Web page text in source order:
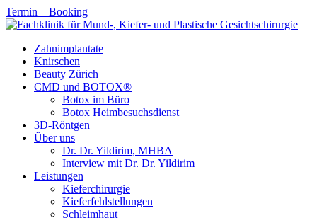
Termin – Booking
Zahnimplantate
Knirschen
Beauty Zürich
CMD und BOTOX®
Botox im Büro
Botox Heimbesuchsdienst
3D-Röntgen
Über uns
Dr. Dr. Yildirim, MHBA
Interview mit Dr. Dr. Yildirim
Leistungen
Kieferchirurgie
Kieferfehlstellungen
Schleimhaut